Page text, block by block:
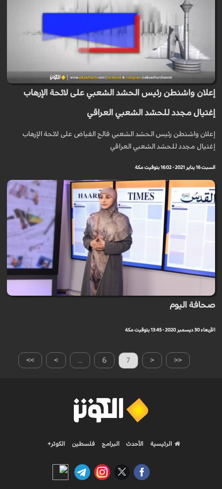
إعلان واشنطن رئيس الحشد الشعبي على لائحة الإرهاب
إغتيال مجدد للحشد الشعبي العراقي
إعلان واشنطن رئيس الحشد الشعبي فالح الفياض على لائحة الإرهاب
إغتيال مجدد للحشد الشعبي العراقي
السبت 16 يناير 2021 - 16:02 بتوقيت مكة
صحافة اليوم
الأربعاء 30 ديسمبر 2020 - 13:45 بتوقيت مكة
>> > ... 6 7 < <<
الرئيسية الأحدث البرامج فلسطين الكوثر+